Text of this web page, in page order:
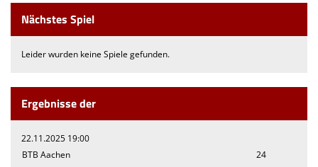
Nächstes Spiel
Leider wurden keine Spiele gefunden.
Ergebnisse der
22.11.2025 19:00
BTB Aachen
24